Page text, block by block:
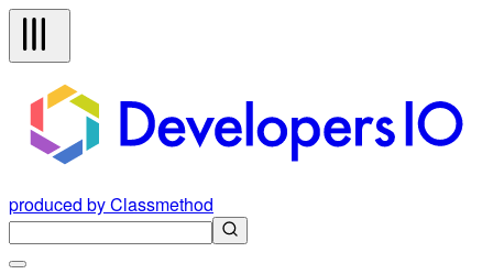
produced by Classmethod